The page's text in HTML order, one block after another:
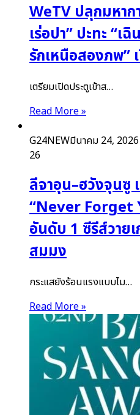
WeTV ปลุกมหา
เร่อปา” ปะทะ “เ
รักเหนือสองภพ”
เตรียมเปิดประตูเข้าส…
Read More »
G24NEWมีนาคม 24, 2026
26
ลีจาอุน–ฮวังจุนซู
“Never Forget
อันดับ 1 ซีรีส์วาย
สมมง
กระแสยังร้อนแรงแบบไม…
Read More »